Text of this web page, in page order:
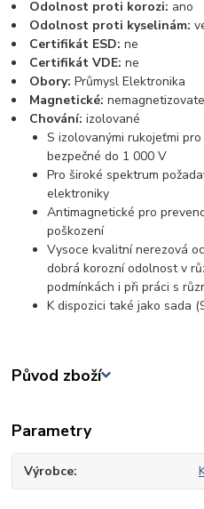
Odolnost proti korozi: ano
Odolnost proti kyselinám:
Certifikát ESD:ne
Certifikát VDE:ne
Obory:Průmysl Elektronika
Magnetické:
Chování:izolované
S izolovanými rukojeťmi
bezpečné do 1 000 V
Pro široké spektrum
elektroniky
Antimagnetické pro
poškození
Vysoce kvalitní nerezová
dobrá korozní odolnost v
podmínkách i při práci s
K dispozici také jako sada
Původ zboží
Parametry
Výrobce